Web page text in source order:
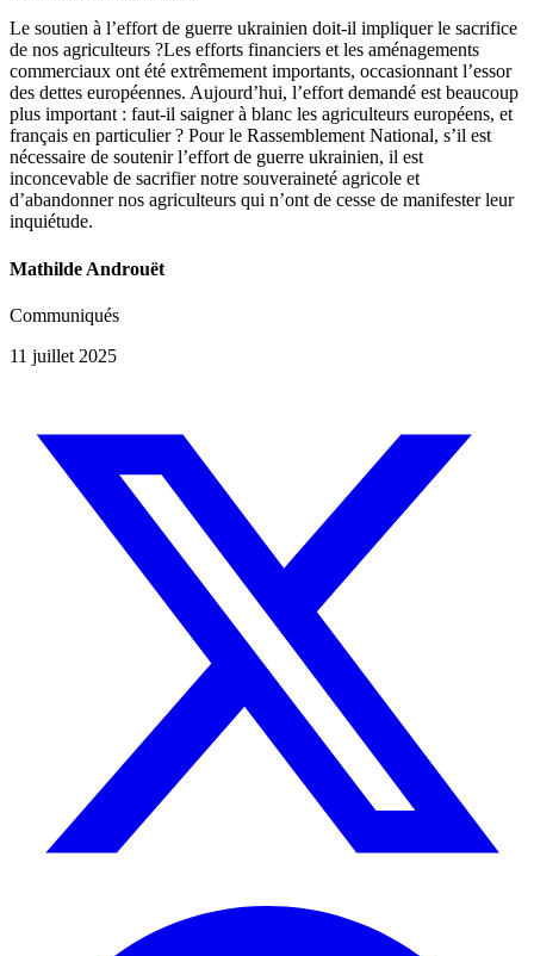
Le soutien à l’effort de guerre ukrainien doit-il impliquer le sacrifice
de nos agriculteurs ?Les efforts financiers et les aménagements
commerciaux ont été extrêmement importants, occasionnant l’essor
des dettes européennes. Aujourd’hui, l’effort demandé est beaucoup
plus important : faut-il saigner à blanc les agriculteurs européens, et
français en particulier ? Pour le Rassemblement National, s’il est
nécessaire de soutenir l’effort de guerre ukrainien, il est
inconcevable de sacrifier notre souveraineté agricole et
d’abandonner nos agriculteurs qui n’ont de cesse de manifester leur
inquiétude.
Mathilde Androuët
Communiqués
11 juillet 2025